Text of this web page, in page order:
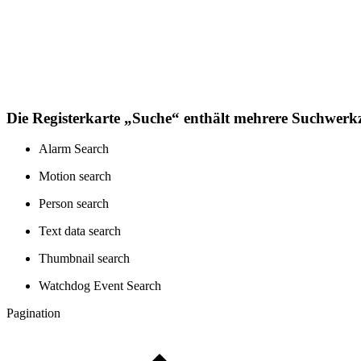
Die Registerkarte „Suche“ enthält mehrere
Alarm Search
Motion search
Person search
Text data search
Thumbnail search
Watchdog Event Search
Pagination